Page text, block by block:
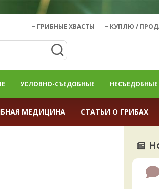
ГРИБНЫЕ ХВАСТЫ КУПЛЮ /
УСЛОВНО-СЪЕДОБНЫЕ НЕСЪЕДОБНЫЕ
МЕДИЦИНА СТАТЬИ О ГРИБАХ